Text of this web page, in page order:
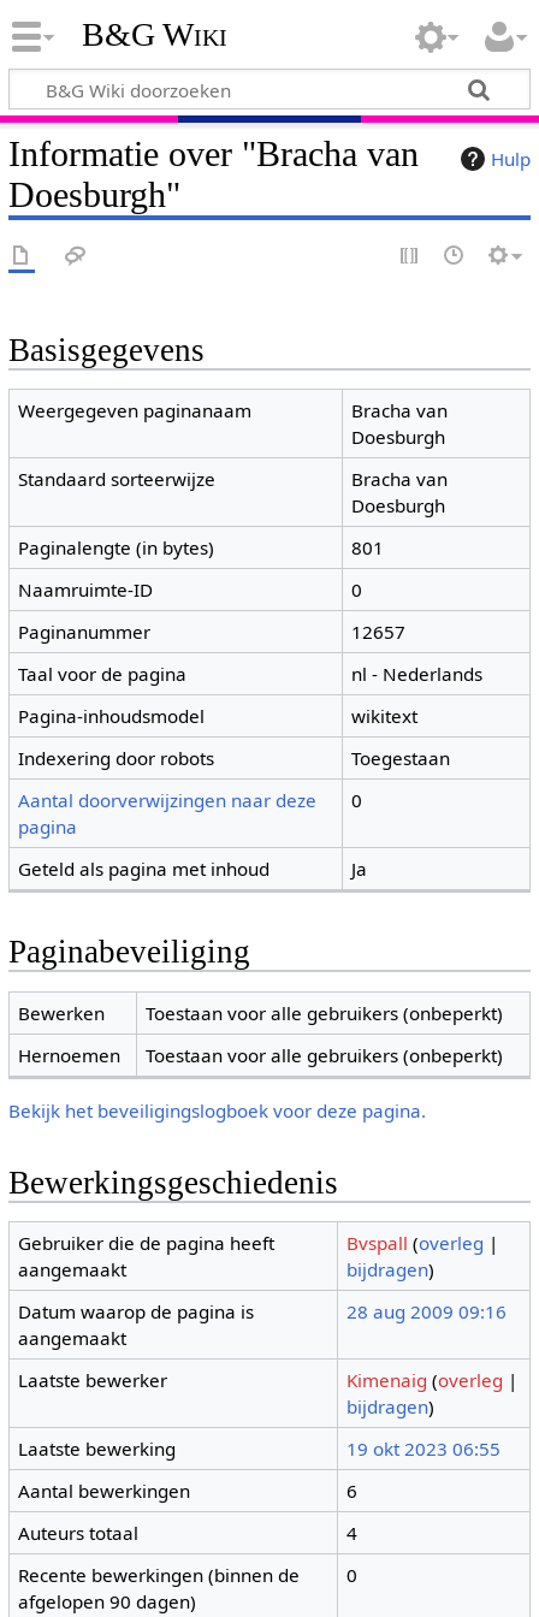
B&G Wiki
Hulp
Informatie over "Bracha van
Doesburgh"
Basisgegevens
Weergegeven paginanaam
Bracha van
Doesburgh
Standaard sorteerwijze
Bracha van
Doesburgh
Paginalengte (in bytes)
801
Naamruimte-ID
0
Paginanummer
12657
Taal voor de pagina
nl - Nederlands
Pagina-inhoudsmodel
wikitext
Indexering door robots
Toegestaan
Aantal doorverwijzingen naar deze
pagina
0
Geteld als pagina met inhoud Ja
Paginabeveiliging
Bewerken
Toestaan voor alle gebruikers (onbeperkt)
Hernoemen
Toestaan voor alle gebruikers (onbeperkt)
Bekijk het beveiligingslogboek voor deze pagina.
Bewerkingsgeschiedenis
Gebruiker die de pagina heeft
aangemaakt
Bvspall (overleg |
bijdragen)
Datum waarop de pagina is
aangemaakt
28 aug 2009 09:16
Laatste bewerker Kimenaig (overleg |
bijdragen)
Laatste bewerking
19 okt 2023 06:55
Aantal bewerkingen
6
Auteurs totaal
4
Recente bewerkingen (binnen de
afgelopen 90 dagen)
0